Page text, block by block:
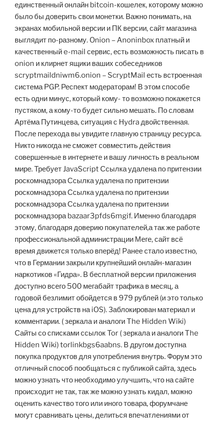
единственный онлайн bitcoin-кошелек, которому можно
было бы доверить свои монетки. Важно понимать, на
экранах мобильной версии и ПК версии, сайт магазина
выглядит по-разному. Onion – Anoninbox платный и
качественный e-mail сервис, есть возможность писать в
onion и клирнет ящики ваших собеседников
scryptmaildniwm6.onion – ScryptMail есть встроенная
система PGP. Респект модераторам! В этом способе
есть одни минус, который кому- то возможно покажется
пустяком, а кому-то будет сильно мешать. По словам
Артёма Путинцева, ситуация с Hydra двойственная.
После перехода вы увидите главную страницу ресурса.
Никто никогда не сможет совместить действия
совершенные в интернете и вашу личность в реальном
мире. Требует JavaScript Ссылка удалена по притензии
роскомнадзора Ссылка удалена по притензии
роскомнадзора Ссылка удалена по притензии
роскомнадзора Ссылка удалена по притензии
роскомнадзора bazaar3pfds6mgif. Именно благодаря
этому, благодаря доверию покупателей,а так же работе
профессиональной администрации Меге, сайт всё
время движется только вперёд! Ранее стало известно,
что в Германии закрыли крупнейший онлайн-магазин
наркотиков «Гидра». В бесплатной версии приложения
доступно всего 500 мегабайт трафика в месяц, а
годовой безлимит обойдется в 979 рублей (и это только
цена для устройств на iOS). Заблокирован материал и
комментарии. ( зеркала и аналоги The Hidden Wiki)
Сайты со списками ссылок Tor ( зеркала и аналоги The
Hidden Wiki) torlinkbgs6aabns. В другом доступна
покупка продуктов для употребления внутрь. Форум это
отличный способ пообщаться с публикой сайта, здесь
можно узнать что необходимо улучшить, что на сайте
происходит не так, так же можно узнать кидал, можно
оценить качество того или иного товара, форумчане
могут сравнивать цены, делиться впечатлениями от